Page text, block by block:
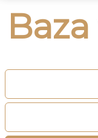
Baza